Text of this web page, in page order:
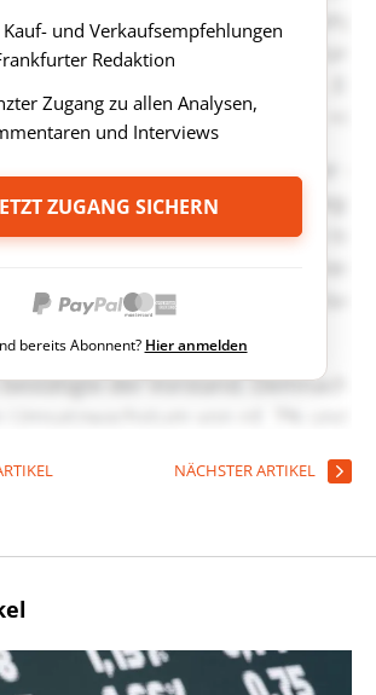
und Verkaufsempfehlungen
Redaktion
Zugang zu allen Analysen,
und Interviews
ZUGANG SICHERN
bereits Abonnent? Hier anmelden
NÄCHSTER ARTIKEL